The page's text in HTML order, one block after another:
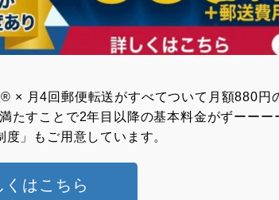
× ⽉4回郵便転送がすべてついて月額880円
たすことで2年目以降の基本料金がずーーー
」もご用意しています。
くはこちら